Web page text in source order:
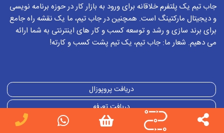
بهزاد میرزازاده 2022-08-17
سلام دوست من بله همین طور هست.
مارکتینگ کار رو پیش بردند به نتیجه مثبتی
رسیدند
برای ثبت پاسخ باید واردحساب کاربریخود شود
جاب تیم یک پلتفرم خلاقانه برای ورود به بازار کار در حوزه برنامه نویسی
و دیجیتال مارکتینگ است. همچنین در جاب تیم، ما یک نقشه راه جامع
برای برند سازی و رشد و توسعه کسب و کار های اینترنتی به شما ارائه
می دهیم. شعار ما: جاب تیم، یک تیم پشت کسب و کارته!
دریافت پروپوزال
دریافت تعرفه